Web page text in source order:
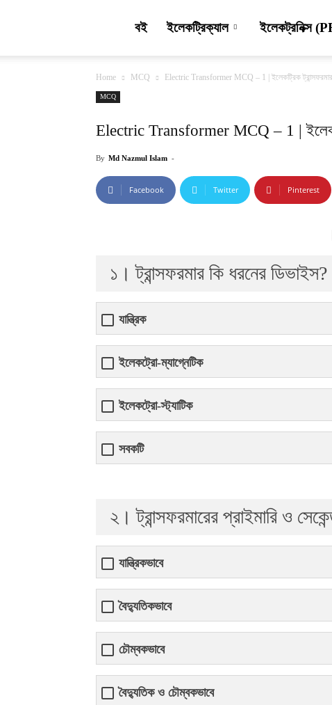
VoltageLab
বই ইলেকট্রিক্যাল ইলেকট্রনিক্স
Home MCQ Electric Transformer MCQ – 1 | ইলেকট্রিক
MCQ
Electric Transformer MCQ – 1 |
By Md Nazmul Islam -
Facebook Twitter Pinterest
১। ট্রান্সফরমার কি ধরনের ডিভাইস?
যান্ত্রিক
ইলেকট্রো-ম্যাগ্নেটিক
ইলেকট্রো-স্ট্যাটিক
সবকটি
২। ট্রান্সফরমারের প্রাইমারি ও
যান্ত্রিকভাবে
বৈদ্যুতিকভাবে
চৌম্বকভাবে
বৈদ্যুতিক ও চৌম্বকভাবে